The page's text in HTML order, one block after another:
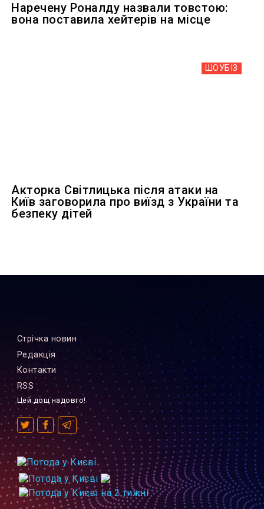
Наречену Роналду назвали товстою:
вона поставила хейтерів на місце
ШОУБIЗ
Акторка Світлицька після атаки на
Київ заговорила про виїзд з України та
безпеку дітей
Стрiчка новин
Редакцiя
Контакти
RSS
Цей дощ надовго!